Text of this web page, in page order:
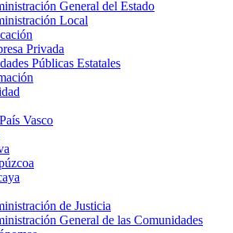
General del Estado
Local
Privada
Públicas Estatales
Vasco
de Justicia
General de las Comunidades